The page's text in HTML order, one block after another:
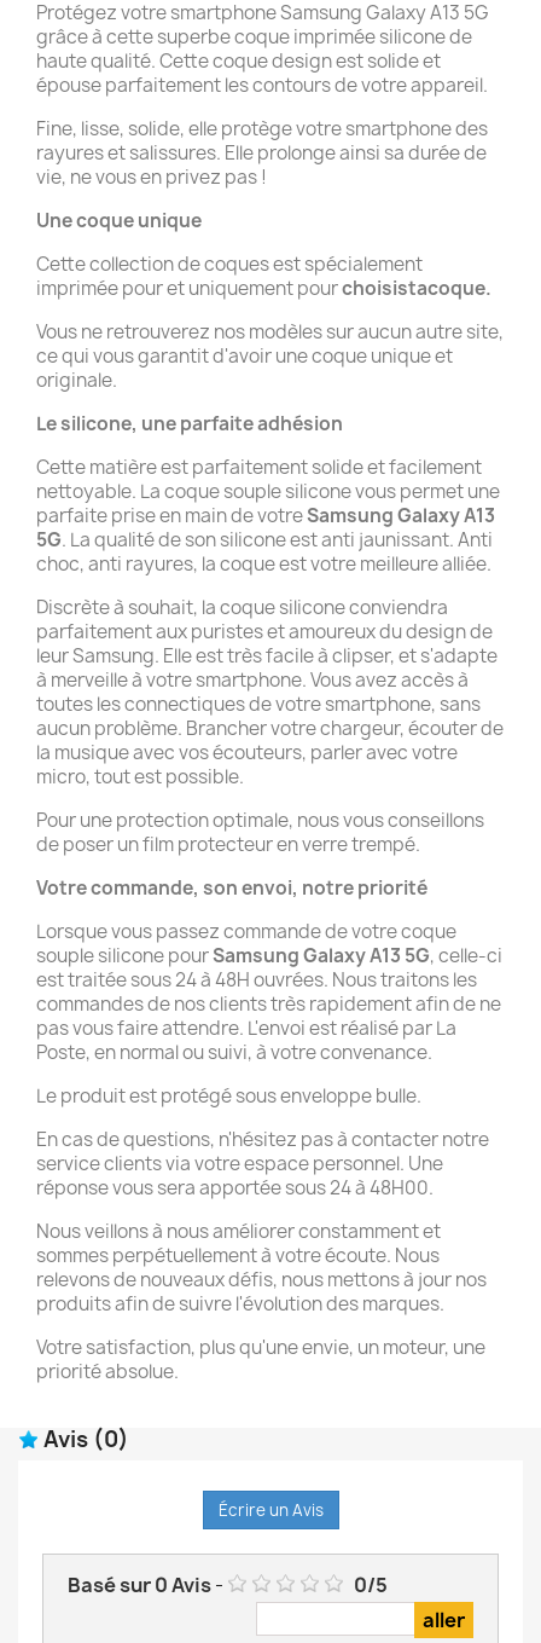
Protégez votre smartphone Samsung Galaxy A13 5G
grâce à cette superbe coque imprimée silicone de
haute qualité. Cette coque design est solide et
épouse parfaitement les contours de votre appareil.
Fine, lisse, solide, elle protège votre smartphone des
rayures et salissures. Elle prolonge ainsi sa durée de
vie, ne vous en privez pas !
Une coque unique
Cette collection de coques est spécialement
imprimée pour et uniquement pourchoisistacoque.
Vous ne retrouverez nos modèles sur aucun autre site,
ce qui vous garantit d'avoir une coque unique et
originale.
Le silicone, une parfaite adhésion
Cette matière est parfaitement solide et facilement
nettoyable. La coque souple silicone vous permet une
parfaite prise en main de votreSamsung Galaxy A13
5G. La qualité de son silicone est anti jaunissant. Anti
choc, anti rayures, la coque est votre meilleure alliée.
Discrète à souhait, la coque silicone conviendra
parfaitement aux puristes et amoureux du design de
leur Samsung. Elle est très facile à clipser, et s'adapte
à merveille à votre smartphone. Vous avez accès à
toutes les connectiques de votre smartphone, sans
aucun problème. Brancher votre chargeur, écouter de
la musique avec vos écouteurs, parler avec votre
micro, tout est possible.
Pour une protection optimale, nous vous conseillons
de poser un film protecteur en verre trempé.
Votre commande, son envoi, notre priorité
Lorsque vous passez commande de votre coque
souple silicone pourSamsung Galaxy A13 5G, celle-ci
est traitée sous 24 à 48H ouvrées. Nous traitons les
commandes de nos clients très rapidement afin de ne
pas vous faire attendre. L'envoi est réalisé par La
Poste, en normal ou suivi, à votre convenance.
Le produit est protégé sous enveloppe bulle.
En cas de questions, n'hésitez pas à contacter notre
service clients via votre espace personnel. Une
réponse vous sera apportée sous 24 à 48H00.
Nous veillons à nous améliorer constamment et
sommes perpétuellement à votre écoute. Nous
relevons de nouveaux défis, nous mettons à jour nos
produits afin de suivre l'évolution des marques.
Votre satisfaction, plus qu'une envie, un moteur, une
priorité absolue.
Avis (0)
Écrire un Avis
Basé sur0Avis- 0/5